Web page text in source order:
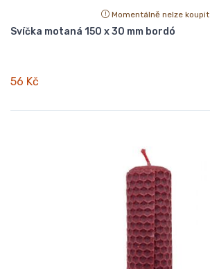
Momentálně nelze koupit
Svíčka motaná 150 x 30 mm bordó
56 Kč